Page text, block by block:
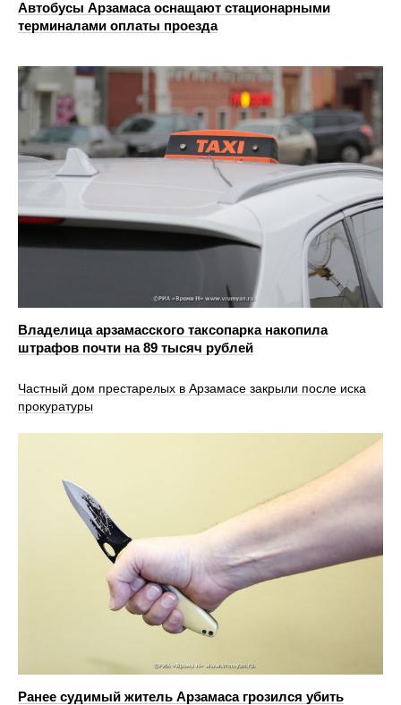
Автобусы Арзамаса оснащают стационарными
терминалами оплаты проезда
Владелица арзамасского таксопарка накопила
штрафов почти на 89 тысяч рублей
Частный дом престарелых в Арзамасе закрыли после иска
прокуратуры
Ранее судимый житель Арзамаса грозился убить